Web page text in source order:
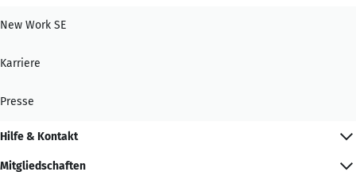
New Work SE
Karriere
Presse
Hilfe & Kontakt
Mitgliedschaften